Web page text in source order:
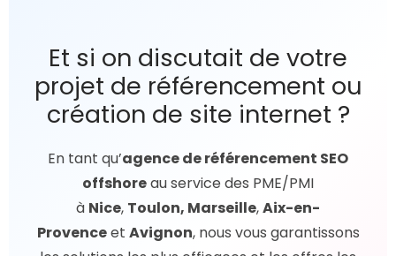
incontournable pour bien figurer dans
les résultats locaux. Nous créons et
optimisons votre fiche pour maximiser
votre visibilité sur Google Maps.
Et si on discutait de votre
projet de référencement ou
création de site internet ?​
En tant qu’agence de référencement SEO
offshoreau service des PME/PMI
à Nice, Toulon, Marseille,Aix-en-
Provenceet Avignon, nous vous garantissons